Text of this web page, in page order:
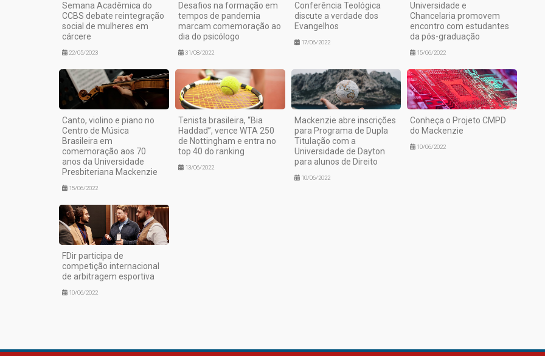
Semana Acadêmica do
CCBS debate reintegração
social de mulheres em
cárcere
22/05/2023
Desafios na formação em
tempos de pandemia
marcam comemoração ao
dia do psicólogo
31/08/2022
Conferência Teológica
discute a verdade dos
Evangelhos
17/06/2022
Universidade e
Chancelaria promovem
encontro com estudantes
da pós-graduação
15/06/2022
Canto, violino e piano no
Centro de Música
Brasileira em
comemoração aos 70
anos da Universidade
Presbiteriana Mackenzie
15/06/2022
Tenista brasileira, “Bia
Haddad”, vence WTA 250
de Nottingham e entra no
top 40 do ranking
13/06/2022
Mackenzie abre inscrições
para Programa de Dupla
Titulação com a
Universidade de Dayton
para alunos de Direito
10/06/2022
Conheça o Projeto CMPD
do Mackenzie
10/06/2022
FDir participa de
competição internacional
de arbitragem esportiva
10/06/2022